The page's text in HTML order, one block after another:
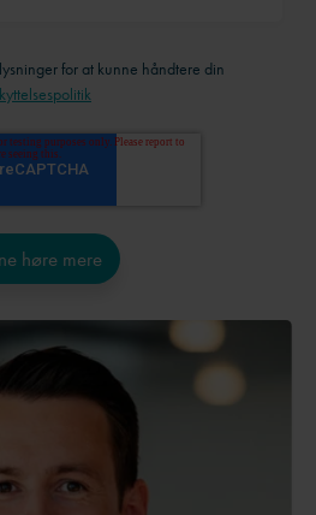
for at kunne håndtere din